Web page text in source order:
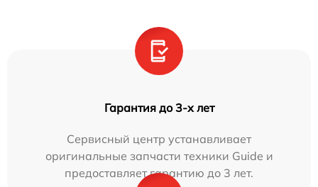
Гарантия до 3-х лет
Сервисный центр устанавливает
оригинальные запчасти техники Guide и
предоставляет гарантию до 3 лет.